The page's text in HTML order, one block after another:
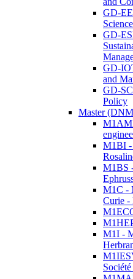
GD-
GD-
GD-
and
GD-
Policy
Master
M1BI -
M1BS
M1C -
Curie -
M1I -